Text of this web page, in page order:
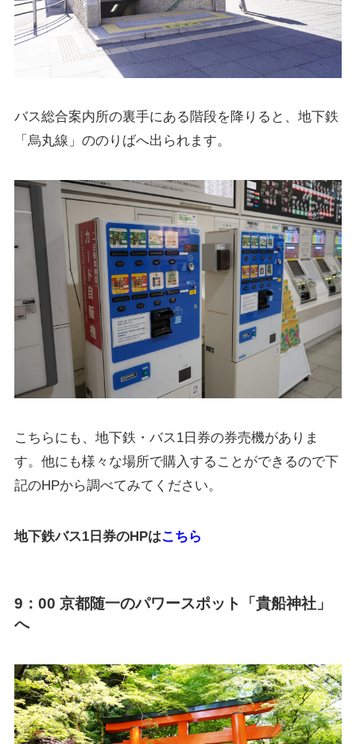
バス総合案内所の裏手にある階段を降りると、地下鉄
「烏丸線」ののりばへ出られます。
こちらにも、地下鉄・バス1日券の券売機がありま
す。他にも様々な場所で購入することができるので下
記のHPから調べてみてください。
地下鉄バス1日券のHPはこちら
9：00 京都随一のパワースポット「貴船神社」
へ